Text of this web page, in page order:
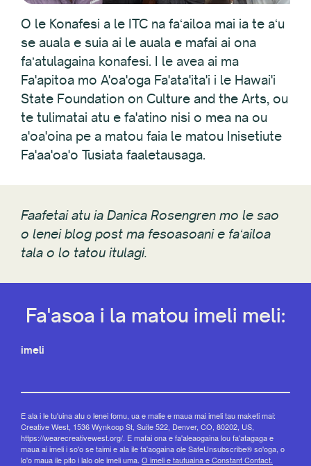
O le Konafesi a le ITC na faʻailoa mai ia te aʻu
se auala e suia ai le auala e mafai ai ona
faʻatulagaina konafesi. I le avea ai ma
Fa'apitoa mo A'oa'oga Fa'ata'ita'i i le Hawai'i
State Foundation on Culture and the Arts, ou
te tulimatai atu e fa'atino nisi o mea na ou
a'oa'oina pe a matou faia le matou Inisetiute
Fa'aa'oa'o Tusiata faaletausaga.
Faafetai atu ia Danica Rosengren mo le sao
o lenei blog post ma fesoasoani e faʻailoa
tala o lo tatou itulagi.
Fa'asoa i la matou imeli meli:
imeli
E ala i le tu'uina atu o lenei fomu, ua e malie e maua mai imeli tau maketi mai:
Creative West, 1536 Wynkoop St, Suite 522, Denver, CO, 80202, US,
https://wearecreativewest.org/. E mafai ona e fa'aleaogaina lou fa'atagaga e
maua ai imeli i so'o se taimi e ala ile fa'aogaina ole SafeUnsubscribe® so'oga, o
lo'o maua ile pito i lalo ole imeli uma. O imeli e tautuaina e Constant Contact.